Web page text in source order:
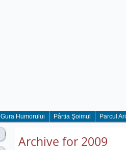
Gura Humorului Pârtia Şoimul Parcul
Archive for 2009